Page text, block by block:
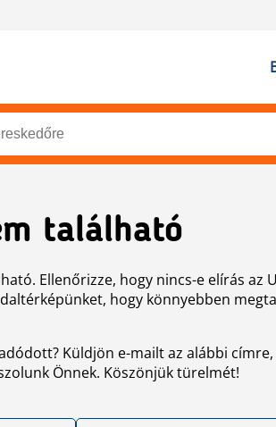
található
Ellenőrizze, hogy nincs-e elírás az
hogy könnyebben
Küldjön e-mailt az alábbi címre,
Önnek. Köszönjük türelmét!